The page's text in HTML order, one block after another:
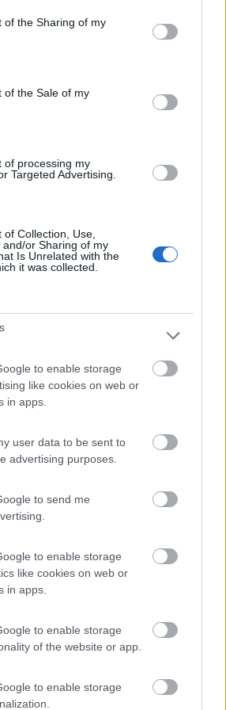
or usage behaviour. You may click to
specified purposes in below Google
of the Sharing of my
of the Sale of my
of processing my
Targeted Advertising.
Collection, Use,
and/or Sharing of my
Is Unrelated with the
it was collected.
to enable storage
like cookies on web or
in apps.
user data to be sent to
advertising purposes.
to send me
to enable storage
like cookies on web or
in apps.
to enable storage
of the website or app.
to enable storage
non parte con la 220V e cosa intendi ?
per farlo vibrare
solo la piastra evaporatrice , il
del retrofrigo
frigo più concise e qualche foto sarebbe
suggerimenti senza sapere di che
ne sapere il livello della tua manualità e
metterti in pericolo , mi spiace ma io
che per sfilarlo e riposizionarlo dovrai
fai
alle:16:16:51